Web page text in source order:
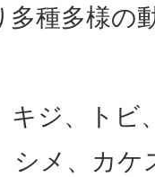
多種多様の
キジ、トビ
シメ、カケ